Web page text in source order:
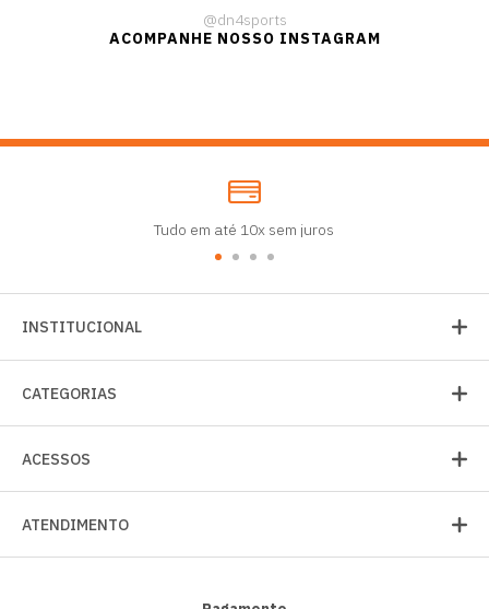
@dn4sports
ACOMPANHE NOSSO INSTAGRAM
Tudo em até 10x sem juros
INSTITUCIONAL
CATEGORIAS
ACESSOS
ATENDIMENTO